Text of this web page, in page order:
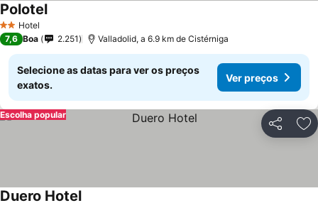
2 Estrelas
Hotel
PolotelVer preços
7,6 Boa 2.251 Valladolid, a 6.9 km de Cistérniga
Selecione as datas para ver os preços
exatos.
Ver preços
Partilhar
Escolha popular
Duero Hotel